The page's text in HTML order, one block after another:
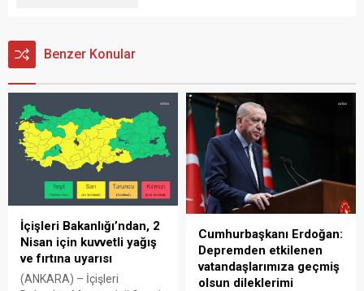
Benzer Konular
İçişleri Bakanlığı’ndan, 2
Nisan için kuvvetli yağış
ve fırtına uyarısı
(ANKARA) – İçişleri
Cumhurbaşkanı Erdoğan:
Depremden etkilenen
vatandaşlarımıza geçmiş
olsun dileklerimi